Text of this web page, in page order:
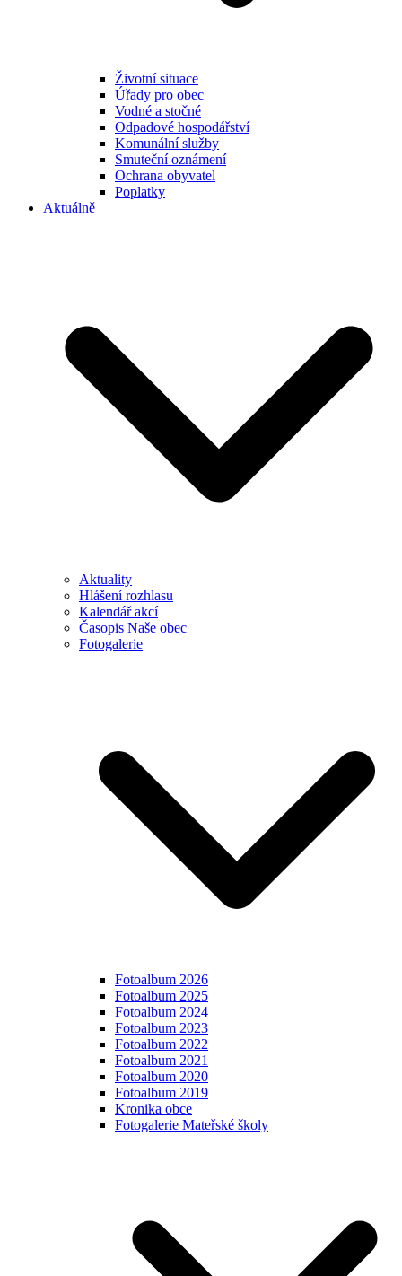
Životní situace
Úřady pro obec
Vodné a stočné
Odpadové hospodářství
Komunální služby
Smuteční oznámení
Ochrana obyvatel
Poplatky
Aktuálně
Aktuality
Hlášení rozhlasu
Kalendář akcí
Časopis Naše obec
Fotogalerie
Fotoalbum 2026
Fotoalbum 2025
Fotoalbum 2024
Fotoalbum 2023
Fotoalbum 2022
Fotoalbum 2021
Fotoalbum 2020
Fotoalbum 2019
Kronika obce
Fotogalerie Mateřské školy